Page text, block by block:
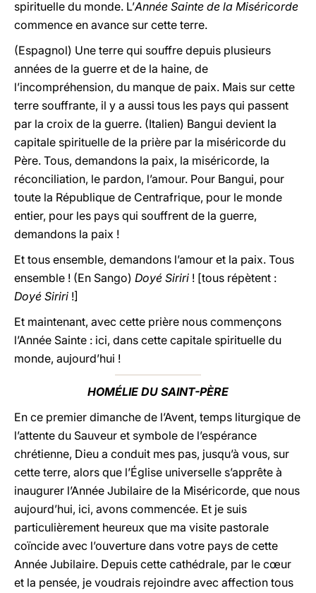
spirituelle du monde. L’Année Sainte de la Miséricorde
commence en avance sur cette terre.
(Espagnol) Une terre qui souffre depuis plusieurs
années de la guerre et de la haine, de
l’incompréhension, du manque de paix. Mais sur cette
terre souffrante, il y a aussi tous les pays qui passent
par la croix de la guerre. (Italien) Bangui devient la
capitale spirituelle de la prière par la miséricorde du
Père. Tous, demandons la paix, la miséricorde, la
réconciliation, le pardon, l’amour. Pour Bangui, pour
toute la République de Centrafrique, pour le monde
entier, pour les pays qui souffrent de la guerre,
demandons la paix !
Et tous ensemble, demandons l’amour et la paix. Tous
ensemble ! (En Sango) Doyé Siriri ! [tous répètent :
Doyé Siriri !]
Et maintenant, avec cette prière nous commençons
l’Année Sainte : ici, dans cette capitale spirituelle du
monde, aujourd’hui !
HOMÉLIE DU SAINT-PÈRE
En ce premier dimanche de l’Avent, temps liturgique de
l’attente du Sauveur et symbole de l’espérance
chrétienne, Dieu a conduit mes pas, jusqu’à vous, sur
cette terre, alors que l’Église universelle s’apprête à
inaugurer l’Année Jubilaire de la Miséricorde, que nous
aujourd’hui, ici, avons commencée. Et je suis
particulièrement heureux que ma visite pastorale
coïncide avec l’ouverture dans votre pays de cette
Année Jubilaire. Depuis cette cathédrale, par le cœur
et la pensée, je voudrais rejoindre avec affection tous